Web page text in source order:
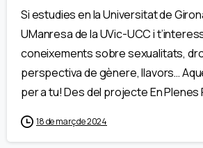
Si estudies en la Universitat de
UManresa de la UVic-UCC i
coneixements sobre sexualitats,
perspectiva de gènere, llavors…
per a tu! Des del projecte En Plenes
18 de març de 2024